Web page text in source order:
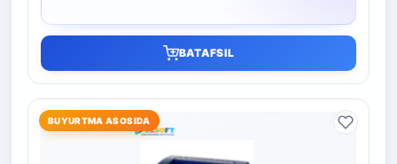
BATAFSIL
BUYURTMA ASOSIDA